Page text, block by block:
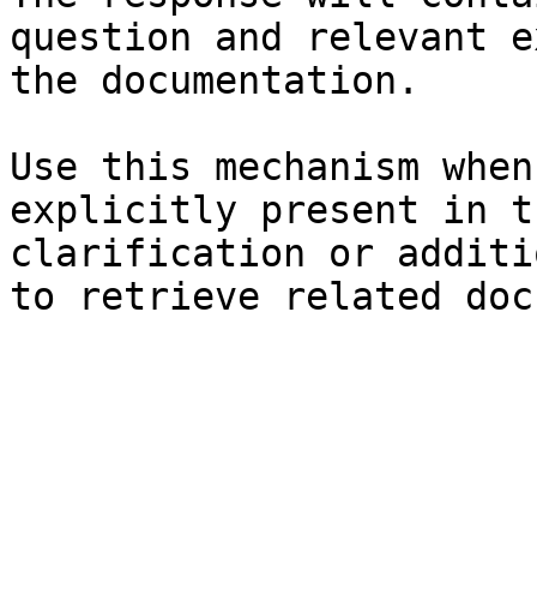
question and relevant
the documentation.
Use this mechanism
explicitly present in
clarification or